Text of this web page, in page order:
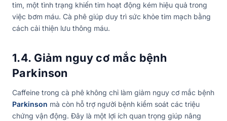
tim, một tình trạng khiến tim hoạt động kém hiệu quả trong
việc bơm máu. Cà phê giúp duy trì sức khỏe tim mạch bằng
cách cải thiện lưu thông máu.
1.4. Giảm nguy cơ mắc bệnh
Parkinson
Caffeine trong cà phê không chỉ làm giảm nguy cơ mắc bệnh
Parkinson mà còn hỗ trợ người bệnh kiểm soát các triệu
chứng vận động. Đây là một lợi ích quan trọng giúp nâng